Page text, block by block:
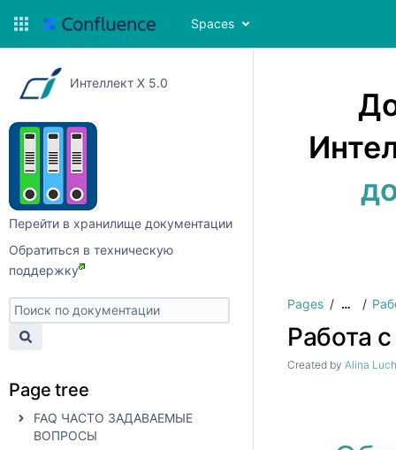
Spaces
Интеллект X 5.0
Перейти в хранилище документации
Обратиться в техническую
поддержку
Page tree
FAQ ЧАСТО ЗАДАВАЕМЫЕ
ВОПРОСЫ
Pages …
Работа
Created by Alina